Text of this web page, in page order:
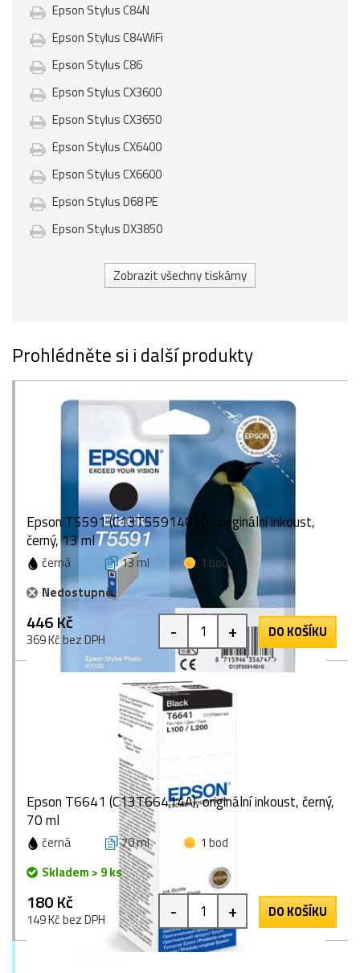
Epson Stylus C84N
Epson Stylus C84WiFi
Epson Stylus C86
Epson Stylus CX3600
Epson Stylus CX3650
Epson Stylus CX6400
Epson Stylus CX6600
Epson Stylus D68 PE
Epson Stylus DX3850
Zobrazit všechny tiskárny
Prohlédněte si i další produkty
Epson T5591 (C13T55914010), originální inkoust,
černý, 13 ml
černá 13 ml
1 bod
Nedostupné
446 Kč
369 Kč bez DPH - + DO KOŠÍKU
Epson T6641 (C13T66414A), originální inkoust, černý,
70 ml
černá 70 ml
1 bod
Skladem > 9 ks
180 Kč
149 Kč bez DPH - + DO KOŠÍKU